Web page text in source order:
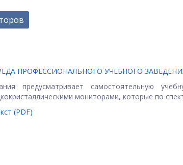
ПРОФЕССИОНАЛЬНОГО УЧЕБНОГО
предусматривает самостоятельную
мониторами, которые по
(PDF)